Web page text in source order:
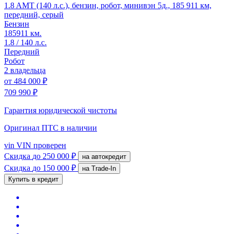
1.8 AMT (140 л.с.), бензин, робот, минивэн 5д., 185 911 км,
передний, серый
Бензин
185911 км.
1.8 / 140 л.с.
Передний
Робот
2 владельца
от 484 000 ₽
709 990 ₽
Гарантия юридической чистоты
Оригинал ПТС в наличии
vin VIN проверен
Скидка до 250 000 ₽ на автокредит
Скидка до 150 000 ₽
на Trade-In
Купить в кредит